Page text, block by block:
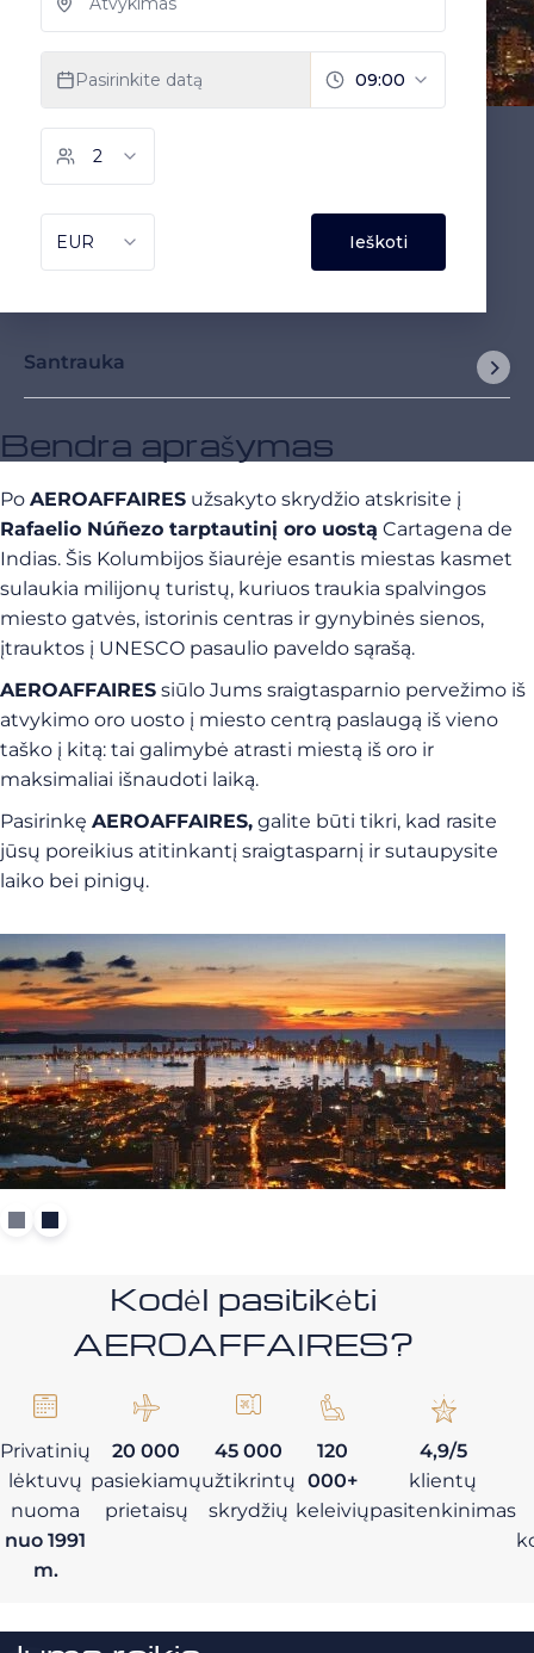
Santrauka
Bendra aprašymas
Po AEROAFFAIRES užsakyto skrydžio atskrisite į
Rafaelio Núñezo tarptautinį oro uostą Cartagena de
Indias. Šis Kolumbijos šiaurėje esantis miestas kasmet
sulaukia milijonų turistų, kuriuos traukia spalvingos
miesto gatvės, istorinis centras ir gynybinės sienos,
įtrauktos į UNESCO pasaulio paveldo sąrašą.
AEROAFFAIRES siūlo Jums sraigtasparnio pervežimo iš
atvykimo oro uosto į miesto centrą paslaugą iš vieno
taško į kitą: tai galimybė atrasti miestą iš oro ir
maksimaliai išnaudoti laiką.
Pasirinkę AEROAFFAIRES, galite būti tikri, kad rasite
jūsų poreikius atitinkantį sraigtasparnį ir sutaupysite
laiko bei pinigų.
Kodėl pasitikėti
AEROAFFAIRES?
Privatinių
lėktuvų
nuoma
nuo 1991
m.
20 000
pasiekiamų
prietaisų
45 000
užtikrintų
skrydžių
120
000+
keleivių
4,9/5
klientų
pasitenkinimas